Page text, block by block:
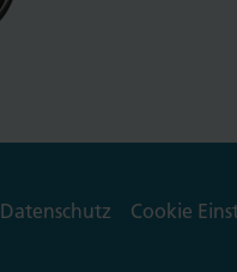
Datenschutz Cookie